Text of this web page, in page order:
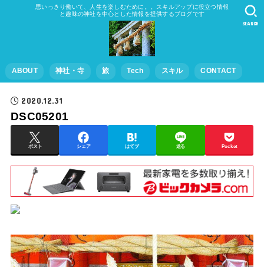
思いっきり働いて、人生を楽しむために。。スキルアップに役立つ情報
と趣味の神社を中心とした情報を提供するブログです
ABOUT 神社・寺 旅 Tech スキル CONTACT
SEARCH
2020.12.31
DSC05201
ポスト シェア はてブ 送る Pocket